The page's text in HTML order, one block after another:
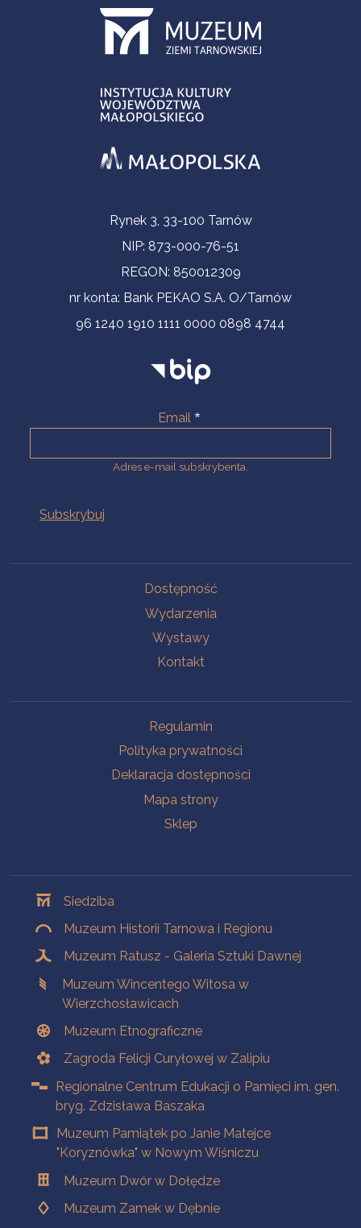
Informacje kontaktoweRynek 3, 33-100 Tarnów
NIP: 873-000-76-51
REGON: 850012309
nr konta: Bank PEKAO S.A. O/Tarnów
96 1240 1910 1111 0000 0898 4744
Email
Adres e-mail subskrybenta.
Dostępność
Wydarzenia
Wystawy
Kontakt
Regulamin
Polityka prywatności
Deklaracja dostępności
Mapa strony
Sklep
Siedziba
Muzeum Historii Tarnowa i Regionu
Muzeum Ratusz - Galeria Sztuki Dawnej
Muzeum Wincentego Witosa w
Wierzchosławicach
Muzeum Etnograficzne
Zagroda Felicji Curyłowej w Zalipiu
Regionalne Centrum Edukacji o Pamięci im. gen.
bryg. Zdzisława Baszaka
Muzeum Pamiątek po Janie Matejce
"Koryznówka" w Nowym Wiśniczu
Muzeum Dwór w Dołędze
Muzeum Zamek w Dębnie